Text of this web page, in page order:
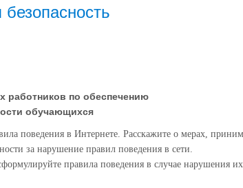
работников по обеспечению
обучающихся
поведения в Интернете. Расскажите о мерах,
за нарушение правил поведения в сети.
правила поведения в случае нарушения